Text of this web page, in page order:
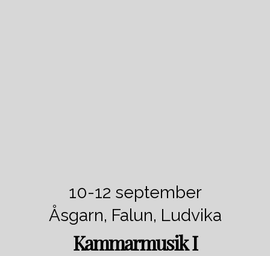
10-12 september
Åsgarn, Falun, Ludvika
Kammarmusik I